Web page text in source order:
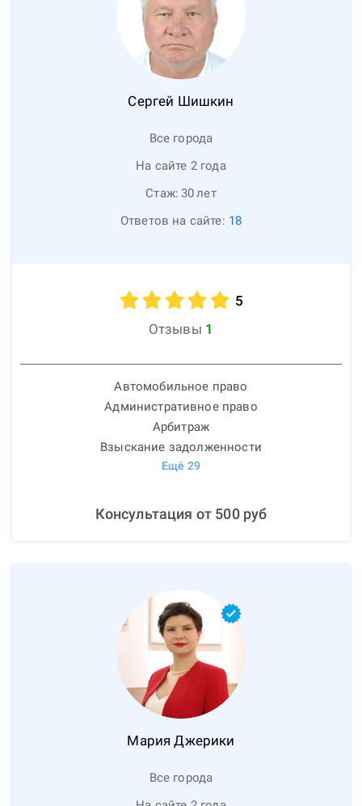
Сергей Шишкин
Все города
На сайте 2 года
Стаж: 30лет
Ответов на сайте: 18
5
Отзывы 1
Автомобильное право
Административное право
Арбитраж
Взыскание задолженности
Ещё 29
Консультация от 500руб
Мария Джерики
Все города